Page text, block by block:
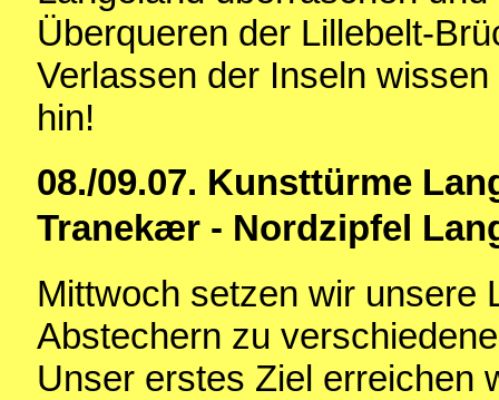
Überqueren der Lillebelt-
Verlassen der Inseln
hin!
08./09.07. Kunsttürme
Tranekær - Nordzipfel
Mittwoch setzen wir unsere
Abstechern zu
Unser erstes Ziel erreichen